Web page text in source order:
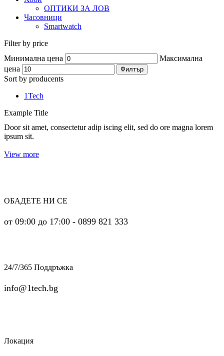
ОПТИКИ ЗА ЛОВ
Часовници
Smartwatch
Filter by price
Минимална цена
Максимална
цена
Филтър
Sort by producents
1Tech
Example Title
Door sit amet, consectetur adip iscing elit, sed do ore magna lorem
ipsum sit.
View more
ОБАДЕТЕ НИ СЕ
от 09:00 до 17:00 - 0899 821 333
24/7/365 Поддръжка
info@1tech.bg
Локация